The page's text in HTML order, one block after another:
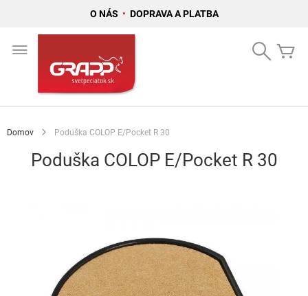
O NÁS • DOPRAVA A PLATBA
Search
Domov Poduška COLOP E/Pocket R 30
Poduška COLOP E/Pocket R 30